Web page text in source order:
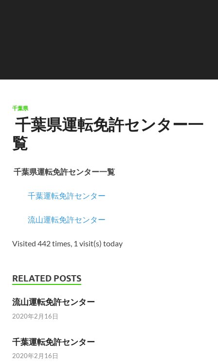
千葉県
千葉県運転免許センター一
覧
千葉県運転免許センター一覧
千葉運転免許センター
流山運転免許センター
Visited 442 times, 1 visit(s) today
RELATED POSTS
流山運転免許センター
2020年2月16日
千葉運転免許センター
2020年2月16日